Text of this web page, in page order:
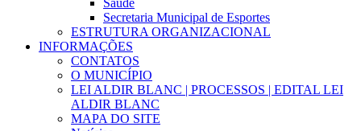
Saúde
Secretaria Municipal de Esportes
ESTRUTURA ORGANIZACIONAL
INFORMAÇÕES
CONTATOS
O MUNICÍPIO
LEI ALDIR BLANC | PROCESSOS | EDITAL LEI
ALDIR BLANC
MAPA DO SITE